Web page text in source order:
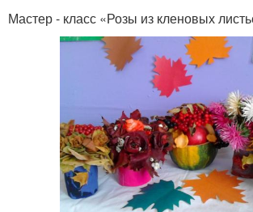
Мастер - класс «Розы из кленовых